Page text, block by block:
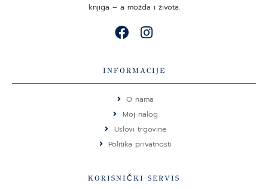
knjiga – a možda i života.
F
e
b
o
o
k
I
t
a
g
r
a
m
INFORMACIJE
O nama
Moj nalog
Uslovi trgovine
Politika privatnosti
KORISNIČKI SERVIS